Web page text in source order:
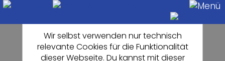
Wir selbst verwenden nur technisch
relevante Cookies für die Funktionalität
dieser Webseite. Du kannst mit dieser